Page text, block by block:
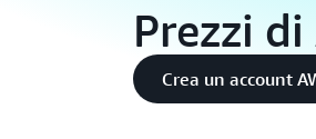
Prezzi di
Crea un account